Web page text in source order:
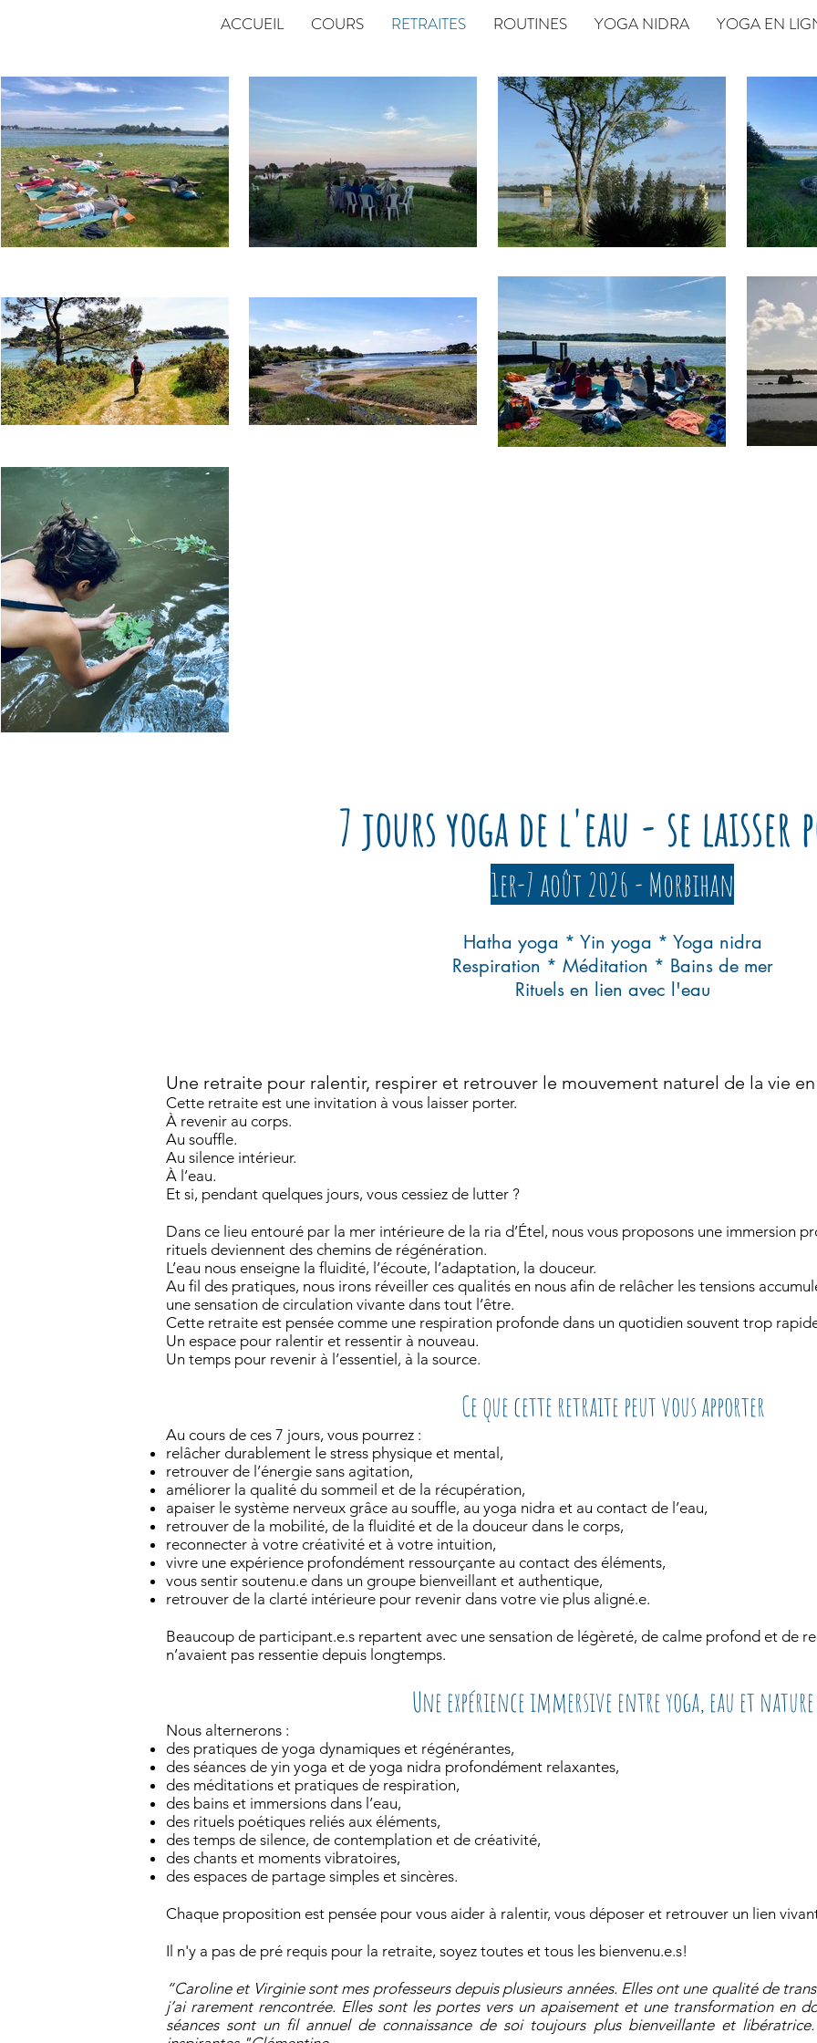
ACCUEIL COURS RETRAITES ROUTINES YOGA NIDRA YOGA EN
7 jours yoga de l'eau - se laisser
1er-7 août 2026 - Morbihan
Hatha yoga * Yin yoga * Yoga nidra
Respiration * Méditation * Bains de mer
Rituels en lien avec l'eau
Une retraite pour ralentir, respirer et retrouver le mouvement naturel de la vie
Cette retraite est une invitation à vous laisser porter.
À revenir au corps.
Au souffle.
Au silence intérieur.
À l’eau.
Et si, pendant quelques jours, vous cessiez de lutter ?
Dans ce lieu entouré par la mer intérieure de la ria d’Étel, nous vous proposons une immersion
rituels deviennent des chemins de régénération.
L’eau nous enseigne la fluidité, l’écoute, l’adaptation, la douceur.
Au fil des pratiques, nous irons réveiller ces qualités en nous afin de relâcher les tensions
une sensation de circulation vivante dans tout l’être.
Cette retraite est pensée comme une respiration profonde dans un quotidien souvent trop
Un espace pour ralentir et ressentir à nouveau.
Un temps pour revenir à l’essentiel, à la source.
Ce que cette retraite peut vous apporter
Au cours de ces 7 jours, vous pourrez :
relâcher durablement le stress physique et mental,
retrouver de l’énergie sans agitation,
améliorer la qualité du sommeil et de la récupération,
apaiser le système nerveux grâce au souffle, au yoga nidra et au contact de l’eau,
retrouver de la mobilité, de la fluidité et de la douceur dans le corps,
reconnecter à votre créativité et à votre intuition,
vivre une expérience profondément ressourçante au contact des éléments,
vous sentir soutenu.e dans un groupe bienveillant et authentique,
retrouver de la clarté intérieure pour revenir dans votre vie plus aligné.e.
Beaucoup de participant.e.s repartent avec une sensation de légèreté, de calme profond et de
n’avaient pas ressentie depuis longtemps.
Une expérience immersive entre yoga, eau et nature
Nous alternerons :
des pratiques de yoga dynamiques et régénérantes,
des séances de yin yoga et de yoga nidra profondément relaxantes,
des méditations et pratiques de respiration,
des bains et immersions dans l’eau,
des rituels poétiques reliés aux éléments,
des temps de silence, de contemplation et de créativité,
des chants et moments vibratoires,
des espaces de partage simples et sincères.
Chaque proposition est pensée pour vous aider à ralentir, vous déposer et retrouver un lien
Il n'y a pas de pré requis pour la retraite, soyez toutes et tous les bienvenu.e.s!
“Caroline et Virginie sont mes professeurs depuis plusieurs années. Elles ont une qualité de
j’ai rarement rencontrée. Elles sont les portes vers un apaisement et une transformation en
séances sont un fil annuel de connaissance de soi toujours plus bienveillante et